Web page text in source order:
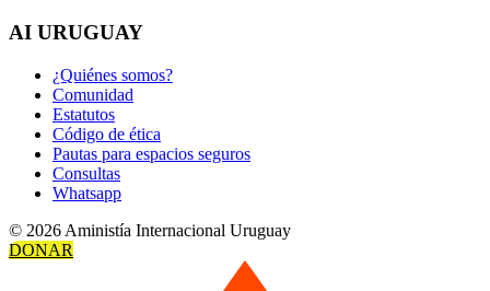
AI URUGUAY
¿Quiénes somos?
Comunidad
Estatutos
Código de ética
Pautas para espacios seguros
Consultas
Whatsapp
© 2026 Aministía Internacional Uruguay
DONAR